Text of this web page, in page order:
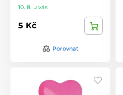
10. 8. u vás
5 Kč
Porovnat